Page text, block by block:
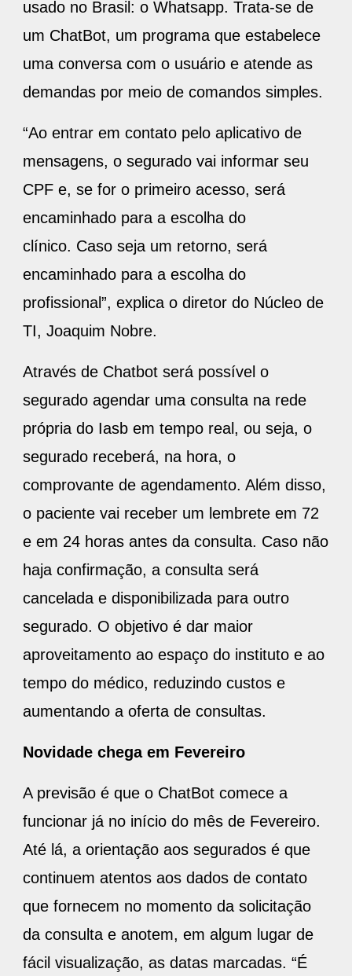
usado no Brasil: o Whatsapp. Trata-se de
um ChatBot, um programa que estabelece
uma conversa com o usuário e atende as
demandas por meio de comandos simples.
“Ao entrar em contato pelo aplicativo de
mensagens, o segurado vai informar seu
CPF e, se for o primeiro acesso, será
encaminhado para a escolha do
clínico. Caso seja um retorno, será
encaminhado para a escolha do
profissional”, explica o diretor do Núcleo de
TI, Joaquim Nobre.
Através de Chatbot será possível o
segurado agendar uma consulta na rede
própria do Iasb em tempo real, ou seja, o
segurado receberá, na hora, o
comprovante de agendamento. Além disso,
o paciente vai receber um lembrete em 72
e em 24 horas antes da consulta. Caso não
haja confirmação, a consulta será
cancelada e disponibilizada para outro
segurado. O objetivo é dar maior
aproveitamento ao espaço do instituto e ao
tempo do médico, reduzindo custos e
aumentando a oferta de consultas.
Novidade chega em Fevereiro
A previsão é que o ChatBot comece a
funcionar já no início do mês de Fevereiro.
Até lá, a orientação aos segurados é que
continuem atentos aos dados de contato
que fornecem no momento da solicitação
da consulta e anotem, em algum lugar de
fácil visualização, as datas marcadas. “É